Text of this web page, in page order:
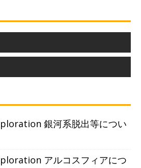
銀河系脱出等につい
アルコスフィアにつ